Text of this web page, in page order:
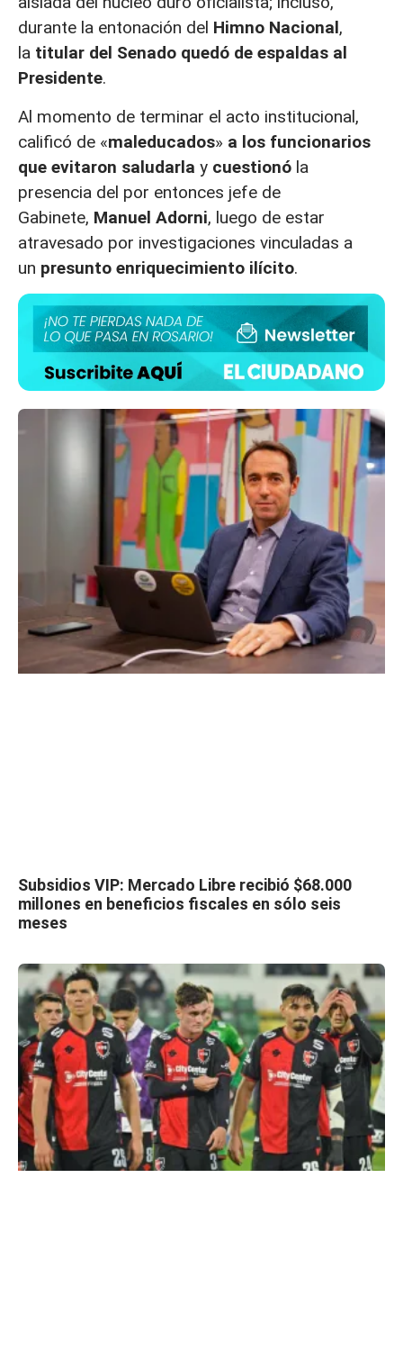
durante la entonación del Himno Nacional,
la titular del Senado quedó de espaldas al
Presidente.
Al momento de terminar el acto institucional,
calificó de «maleducados» a los funcionarios
que evitaron saludarla y cuestionó la
presencia del por entonces jefe de
Gabinete, Manuel Adorni, luego de estar
atravesado por investigaciones vinculadas a
un presunto enriquecimiento ilícito.
Subsidios VIP: Mercado Libre recibió $68.000
millones en beneficios fiscales en sólo seis
meses